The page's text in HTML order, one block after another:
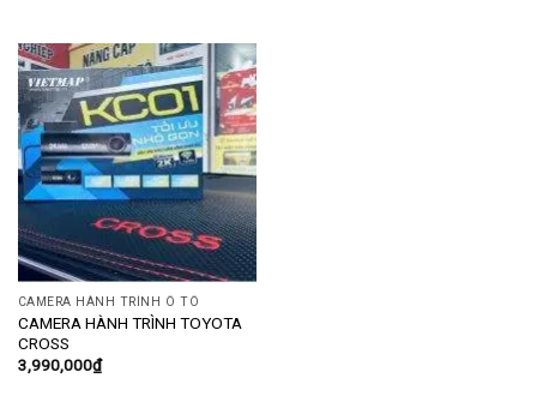
CAMERA HÀNH TRÌNH Ô TÔ
CAMERA HÀNH TRÌNH TOYOTA
CROSS
3,990,000₫